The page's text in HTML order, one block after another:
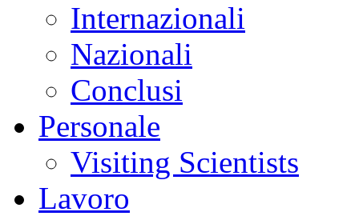
Internazionali
Nazionali
Conclusi
Personale
Visiting Scientists
Lavoro